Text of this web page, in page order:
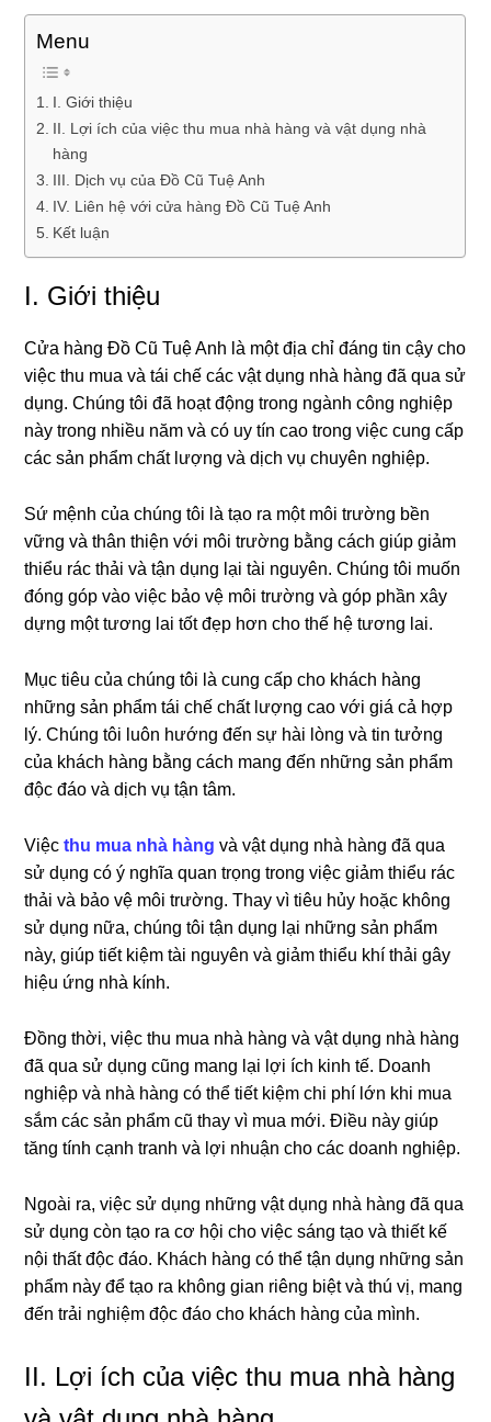
Menu
I. Giới thiệu
II. Lợi ích của việc thu mua nhà hàng và vật dụng nhà
hàng
III. Dịch vụ của Đồ Cũ Tuệ Anh
IV. Liên hệ với cửa hàng Đồ Cũ Tuệ Anh
Kết luận
I. Giới thiệu
Cửa hàng Đồ Cũ Tuệ Anh là một địa chỉ đáng tin cậy cho
việc thu mua và tái chế các vật dụng nhà hàng đã qua sử
dụng. Chúng tôi đã hoạt động trong ngành công nghiệp
này trong nhiều năm và có uy tín cao trong việc cung cấp
các sản phẩm chất lượng và dịch vụ chuyên nghiệp.
Sứ mệnh của chúng tôi là tạo ra một môi trường bền
vững và thân thiện với môi trường bằng cách giúp giảm
thiểu rác thải và tận dụng lại tài nguyên. Chúng tôi muốn
đóng góp vào việc bảo vệ môi trường và góp phần xây
dựng một tương lai tốt đẹp hơn cho thế hệ tương lai.
Mục tiêu của chúng tôi là cung cấp cho khách hàng
những sản phẩm tái chế chất lượng cao với giá cả hợp
lý. Chúng tôi luôn hướng đến sự hài lòng và tin tưởng
của khách hàng bằng cách mang đến những sản phẩm
độc đáo và dịch vụ tận tâm.
Việcthu mua nhà hàng và vật dụng nhà hàng đã qua
sử dụng có ý nghĩa quan trọng trong việc giảm thiểu rác
thải và bảo vệ môi trường. Thay vì tiêu hủy hoặc không
sử dụng nữa, chúng tôi tận dụng lại những sản phẩm
này, giúp tiết kiệm tài nguyên và giảm thiểu khí thải gây
hiệu ứng nhà kính.
Đồng thời, việc thu mua nhà hàng và vật dụng nhà hàng
đã qua sử dụng cũng mang lại lợi ích kinh tế. Doanh
nghiệp và nhà hàng có thể tiết kiệm chi phí lớn khi mua
sắm các sản phẩm cũ thay vì mua mới. Điều này giúp
tăng tính cạnh tranh và lợi nhuận cho các doanh nghiệp.
Ngoài ra, việc sử dụng những vật dụng nhà hàng đã qua
sử dụng còn tạo ra cơ hội cho việc sáng tạo và thiết kế
nội thất độc đáo. Khách hàng có thể tận dụng những sản
phẩm này để tạo ra không gian riêng biệt và thú vị, mang
đến trải nghiệm độc đáo cho khách hàng của mình.
II. Lợi ích của việc thu mua nhà hàng